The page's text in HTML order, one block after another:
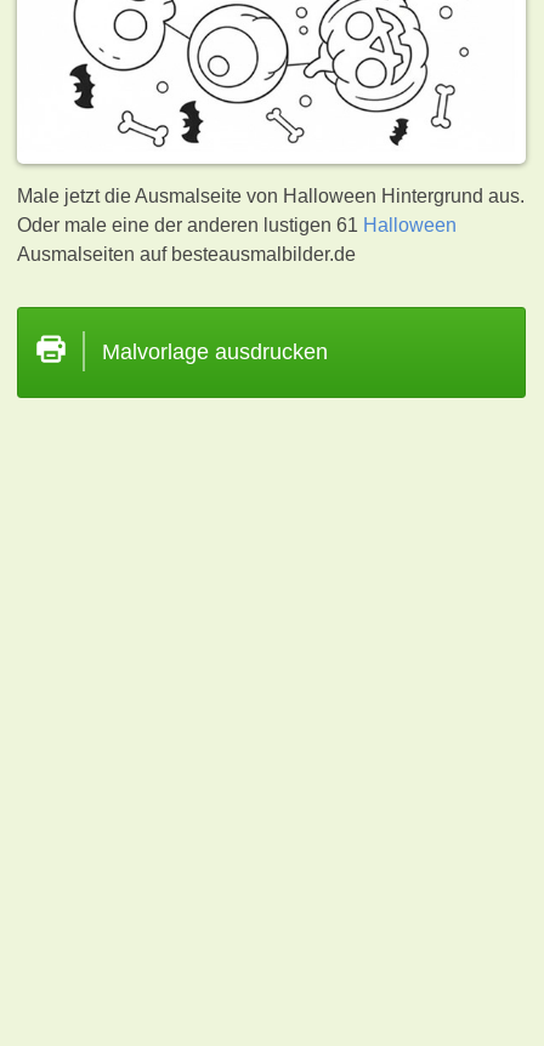
Male jetzt die Ausmalseite von Halloween Hintergrund aus.
Oder male eine der anderen lustigen 61 Halloween
Ausmalseiten auf besteausmalbilder.de
Malvorlage ausdrucken